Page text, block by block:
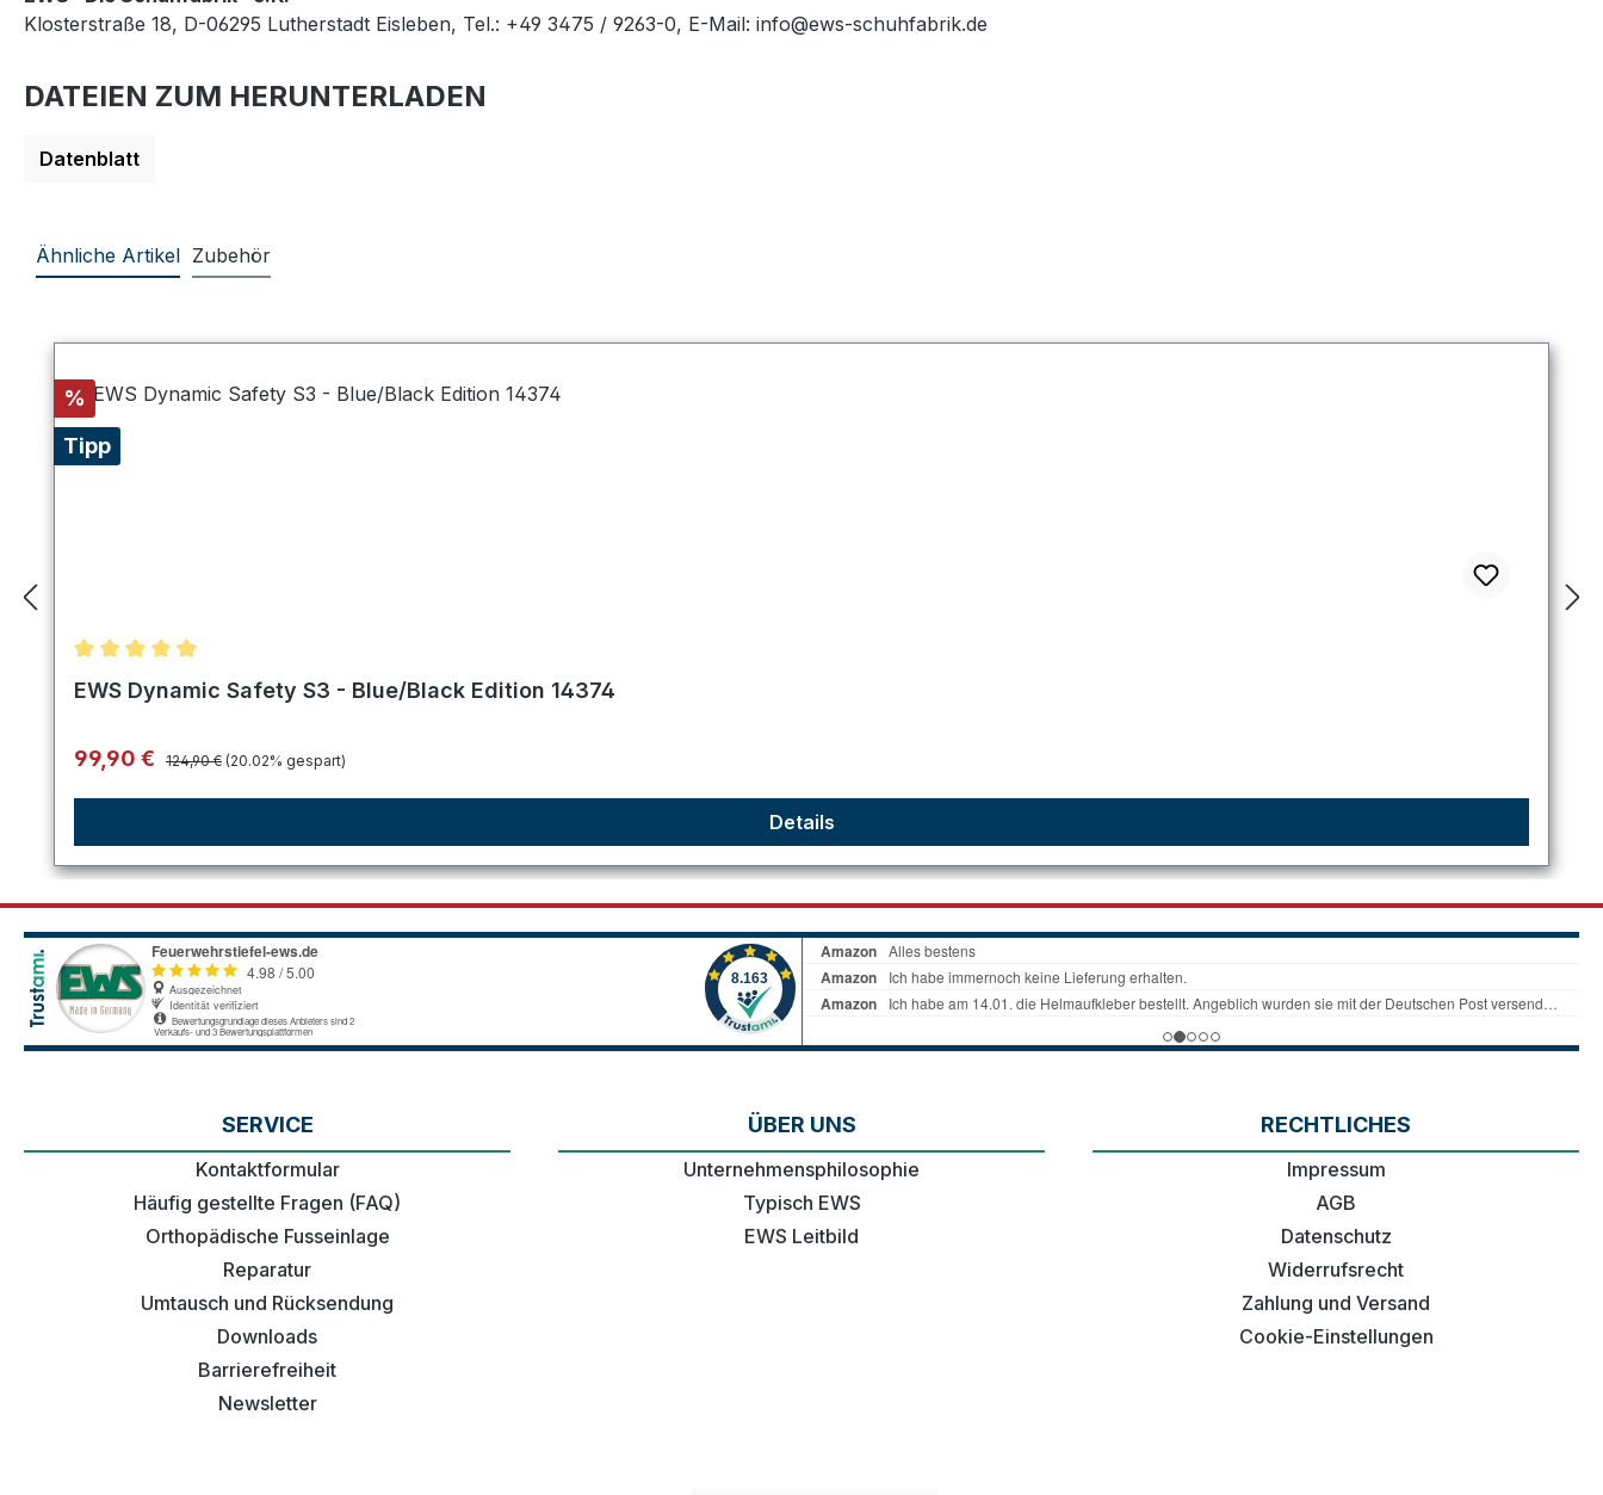
Klosterstraße 18, D-06295 Lutherstadt Eisleben, Tel.: +49 3475 / 9263-0, E-Mail: info@ews-schuhfabrik.de
DATEIEN ZUM HERUNTERLADEN
Datenblatt
Ähnliche Artikel Zubehör
Rabatt
%
Tipp
Durchschnittliche Bewertung von 5 von 5 Sternen
EWS Dynamic Safety S3 - Blue/Black Edition 14374
Verkaufspreis:
99,90 € Regulärer Preis:
124,90 € (20.02% gespart)
Details
SERVICE
Kontaktformular
Häufig gestellte Fragen (FAQ)
Orthopädische Fusseinlage
Reparatur
Umtausch und Rücksendung
Downloads
Barrierefreiheit
Newsletter
ÜBER UNS
Unternehmensphilosophie
Typisch EWS
EWS Leitbild
RECHTLICHES
Impressum
AGB
Datenschutz
Widerrufsrecht
Zahlung und Versand
Cookie-Einstellungen